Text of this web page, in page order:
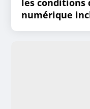
numérique